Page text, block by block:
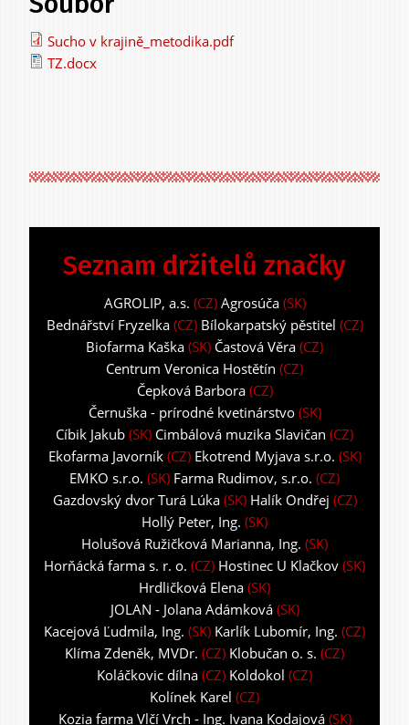
Sucho v krajině_metodika.pdf
TZ.docx
Seznam držitelů značky
AGROLIP, a.s. (CZ) Agrosúča(SK)
Bednářství Fryzelka(CZ) Bílokarpatský pěstitel (CZ)
Biofarma Kaška (SK) Častová Věra (CZ)
Centrum Veronica Hostětín (CZ)
Čepková Barbora(CZ)
Černuška - prírodné kvetinárstvo(SK)
Cíbik Jakub (SK) Cimbálová muzika Slavičan (CZ)
Ekofarma Javorník(CZ) Ekotrend Myjava s.r.o. (SK)
EMKO s.r.o. (SK) Farma Rudimov, s.r.o. (CZ)
Gazdovský dvor Turá Lúka(SK) Halík Ondřej (CZ)
Hollý Peter, Ing. (SK)
Holušová Ružičková Marianna, Ing. (SK)
Horňácká farma s. r. o. (CZ) Hostinec U Klačkov (SK)
Hrdličková Elena (SK)
JOLAN - Jolana Adámková(SK)
Kacejová Ľudmila, Ing. (SK) Karlík Lubomír, Ing. (CZ)
Klíma Zdeněk, MVDr. (CZ) Klobučan o. s. (CZ)
Koláčkovic dílna (CZ) Koldokol (CZ)
Kolínek Karel (CZ)
Kozia farma Vlčí Vrch - Ing. Ivana Kodajová(SK)